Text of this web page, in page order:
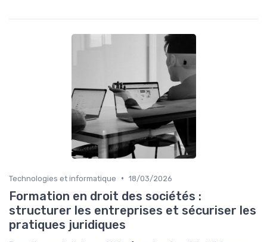
Technologies et informatique • 18/03/2026
Formation en droit des sociétés :
structurer les entreprises et sécuriser les
pratiques juridiques